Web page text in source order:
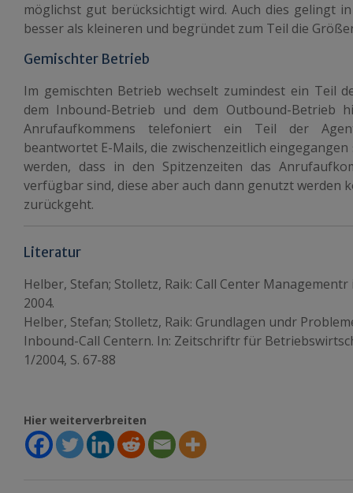
möglichst gut berücksichtigt wird. Auch dies gelingt
besser als kleineren und begründet zum Teil die
Gemischter Betrieb
Im gemischten Betrieb wechselt zumindest ein Teil
dem Inbound-Betrieb und dem Outbound-Betrieb
Anrufaufkommens telefoniert ein Teil der
beantwortet E-Mails, die zwischenzeitlich
werden, dass in den Spitzenzeiten das
verfügbar sind, diese aber auch dann genutzt werden
zurückgeht.
Literatur
Helber, Stefan; Stolletz, Raik: Call Center
2004.
Helber, Stefan; Stolletz, Raik: Grundlagen undr
Inbound-Call Centern. In: Zeitschriftr für
1/2004, S. 67-88
Hier weiterverbreiten